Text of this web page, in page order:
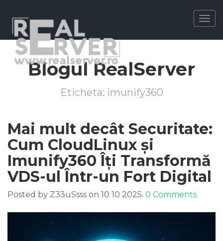
Blogul RealServer
Eticheta: imunify360
Mai mult decât Securitate:
Cum CloudLinux și
Imunify360 Îți Transformă
VDS-ul Într-un Fort Digital
Posted by Z33uSsss on 10 10 2025. 0 Comments